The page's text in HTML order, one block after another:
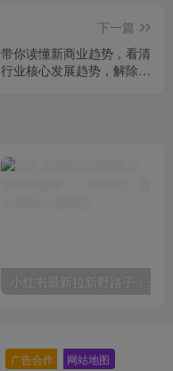
下一篇
带你读懂新商业趋势，看清
行业核心发展趋势，解除商
广告合作 网站地图